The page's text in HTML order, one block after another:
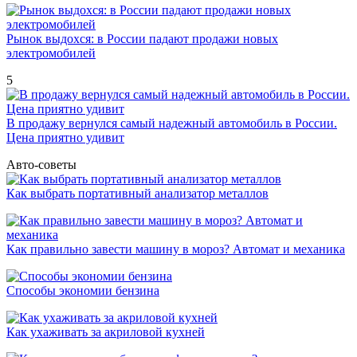
Рынок выдохся: в России падают продажи новых
электромобилей
5
В продажу вернулся самый надежный автомобиль в России.
Цена приятно удивит
Авто-советы
Как выбрать портативный анализатор металлов
Как правильно завести машину в мороз? Автомат и механика
Способы экономии бензина
Как ухаживать за акриловой кухней